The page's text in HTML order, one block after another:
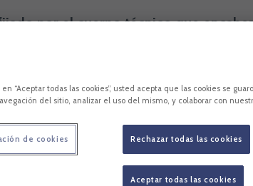
por el cuerpo técnico que
en el Heliodoro Rodríguez López.
LaLiga SmartBank Rubén Baraja
“Aceptar todas las cookies”, usted acepta que las cookies se
del sitio, analizar el uso del mismo, y colaborar con
Rechazar todas las cookies
Aceptar todas las cookies
de cookies